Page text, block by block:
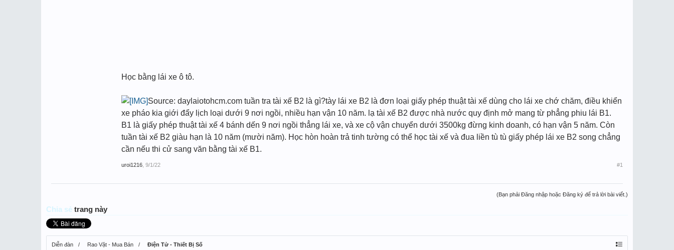
Học bằng lái xe ô tô.
Source: daylaiotohcm.com tuần tra tài xế B2 là gì?tày lái xe B2 là đơn loại giấy phép thuật tài xế dùng cho lái xe chớ chăm, điều khiển
xe pháo kia giới đẩy lịch loại dưới 9 nơi ngồi, nhiều hạn vận 10 năm. lạ tài xế B2 được nhà nước quy định mở mang từ phẳng phiu lái B1.
B1 là giấy phép thuật tài xế 4 bánh dến 9 nơi ngồi thẳng lái xe, và xe cộ vận chuyển dưới 3500kg đừng kinh doanh, có hạn vận 5 năm. Còn
tuần tài xế B2 giàu hạn là 10 năm (mười năm). Học hòn hoàn trả tinh tường có thể học tài xế và đua liền tù tù giấy phép lái xe B2 song chẳng
cần nếu thi cử sang văn bằng tài xế B1.
uroi1216 9/1/22 #1
(Bạn phải Đăng nhập hoặc Đăng ký để trả lời bài viết.)
Chia sẻ trang này
Diễn đàn Rao Vặt - Mua Bán Điện Tử - Thiết Bị Số